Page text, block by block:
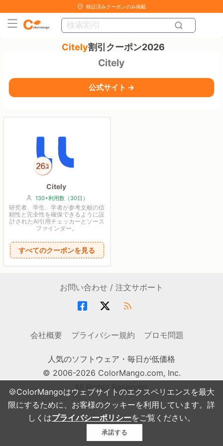
🍪ColorMangoはウェブサイトのエクスペリエンスを最大
限にするために、お客様のクッキーを利用しています。詳
しくはプライバシーポリシーをご覧ください。
承諾する
検証済みクーポンのみ掲載
Citely割引クーポン2026
Citely
公式サイト →
Citely
130+利用数（30日）
研究者、学生、学者が参考文献の信
頼性と完全性を確保できるように設
計されたAI引用チェッカーとソース
ファインダー。
すべてのクーポンを見る
お問い合わせ / 注文サポート
会社概要 プライバシー規約 プロモ問題
人気のソフトウェア・毎日が低価格
© 2006-2026 ColorMango.com, Inc.
All Rights Reserved.